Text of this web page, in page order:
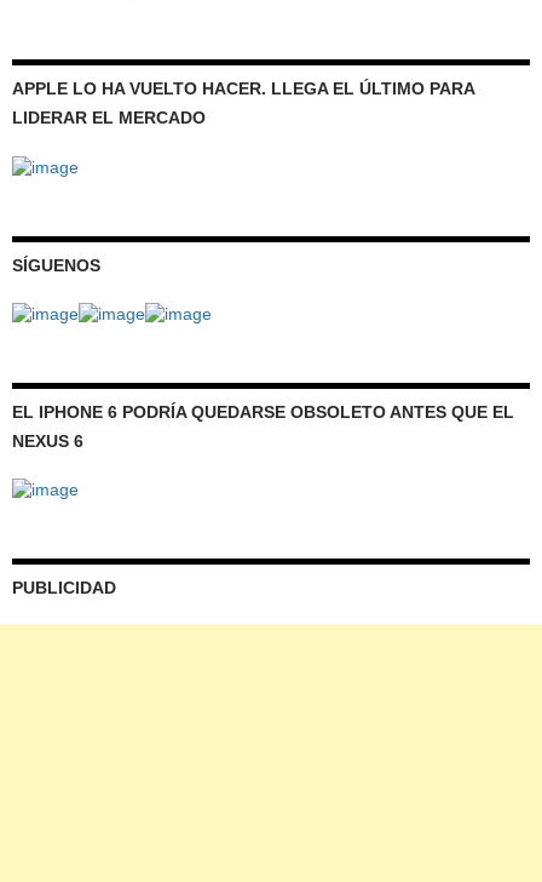
APPLE LO HA VUELTO HACER. LLEGA EL ÚLTIMO PARA
LIDERAR EL MERCADO
SÍGUENOS
EL IPHONE 6 PODRÍA QUEDARSE OBSOLETO ANTES QUE EL
NEXUS 6
PUBLICIDAD